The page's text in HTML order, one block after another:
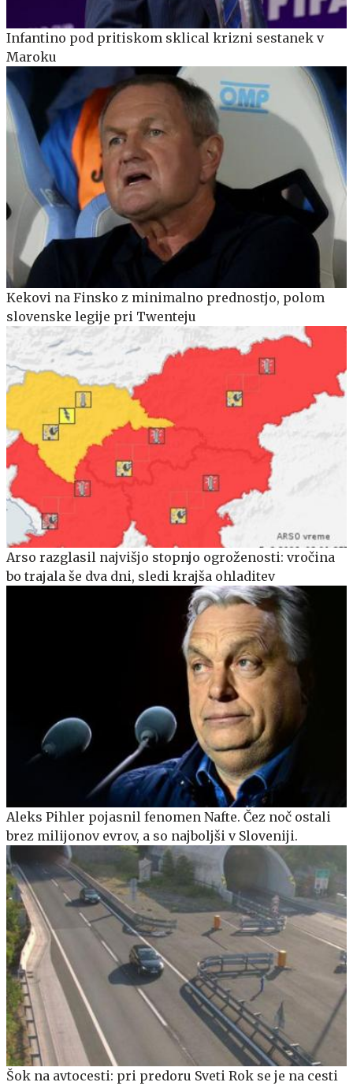
Infantino pod pritiskom sklical krizni sestanek v
Maroku
Kekovi na Finsko z minimalno prednostjo, polom
slovenske legije pri Twenteju
Arso razglasil najvišjo stopnjo ogroženosti: vročina
bo trajala še dva dni, sledi krajša ohladitev
Aleks Pihler pojasnil fenomen Nafte. Čez noč ostali
brez milijonov evrov, a so najboljši v Sloveniji.
Šok na avtocesti: pri predoru Sveti Rok se je na cesti